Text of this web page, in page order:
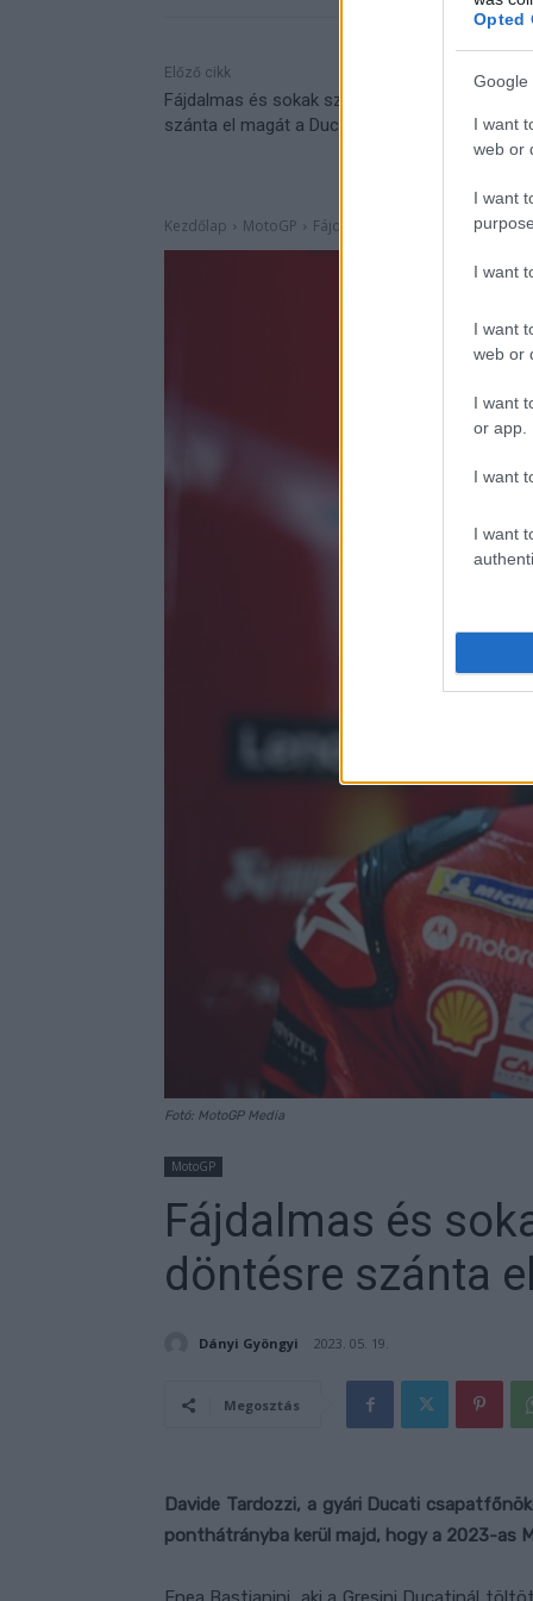
Opted
Google
I want
web or
I want
I want
I want
web or
I want
or app.
I want
I want
Előző cikk
Fájdalmas és sokak számára dühítő döntésre
szánta el magát a Ducati